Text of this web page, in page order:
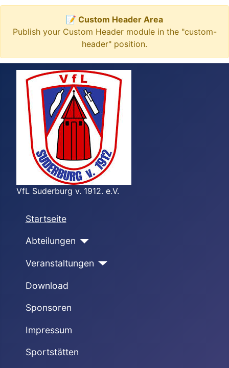
📝 Custom Header Area
Publish your Custom Header module in the "custom-
header" position.
VfL Suderburg v. 1912. e.V.
Startseite
Abteilungen
Veranstaltungen
Download
Sponsoren
Impressum
Sportstätten